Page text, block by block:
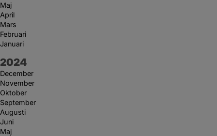
Maj
April
Mars
Februari
Januari
År:
2024
December
November
Oktober
September
Augusti
Juni
Maj